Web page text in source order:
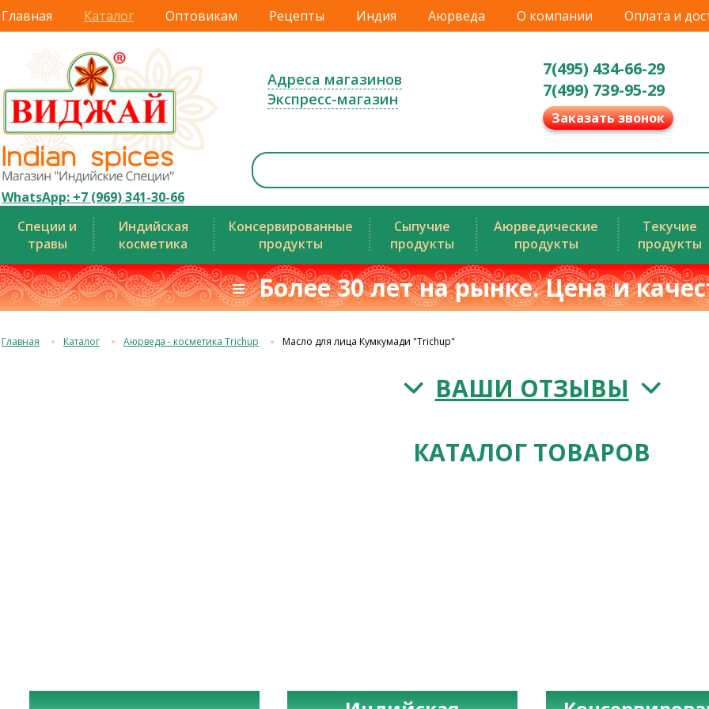
Главная Каталог Оптовикам Рецепты Индия Аюрведа О компании Оплата и
WhatsApp: +7 (969) 341-30-66
Адреса магазинов
Экспресс-магазин
7(495) 434-66-29
7(499) 739-95-29
Заказать звонок
Специи и
травы
Индийская
косметика
Консервированные
продукты
Сыпучие
продукты
Аюрведические
продукты
Текучие
продукты
≡ Более 30 лет на рынке. Цена и
Главная Каталог Аюрведа - косметика Trichup Масло для лица Кумкумади "Trichup"
ВАШИ ОТЗЫВЫ
КАТАЛОГ ТОВАРОВ